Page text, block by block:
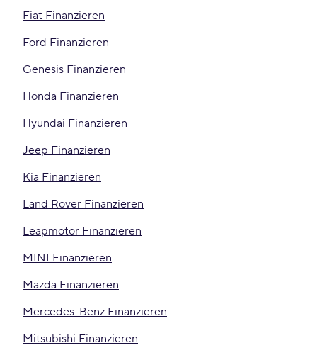
Fiat Finanzieren
Ford Finanzieren
Genesis Finanzieren
Honda Finanzieren
Hyundai Finanzieren
Jeep Finanzieren
Kia Finanzieren
Land Rover Finanzieren
Leapmotor Finanzieren
MINI Finanzieren
Mazda Finanzieren
Mercedes-Benz Finanzieren
Mitsubishi Finanzieren